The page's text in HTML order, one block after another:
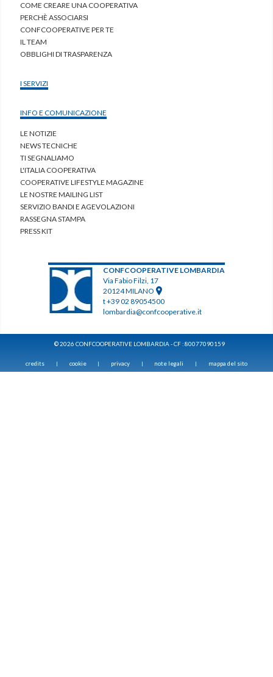
COME CREARE UNA COOPERATIVA
PERCHÈ ASSOCIARSI
CONFCOOPERATIVE PER TE
IL TEAM
OBBLIGHI DI TRASPARENZA
I SERVIZI
INFO E COMUNICAZIONE
LE NOTIZIE
NEWS TECNICHE
TI SEGNALIAMO
L'ITALIA COOPERATIVA
COOPERATIVE LIFESTYLE MAGAZINE
LE NOSTRE MAILING LIST
SERVIZIO BANDI E AGEVOLAZIONI
RASSEGNA STAMPA
PRESS KIT
CONFCOOPERATIVE LOMBARDIA
Via Fabio Filzi, 17
20124 MILANO
t +39 02 89054500
lombardia@confcooperative.it
© 2026 CONFCOOPERATIVE LOMBARDIA - CF : 80077090159
credits | cookie | privacy | note legali | mappa del sito